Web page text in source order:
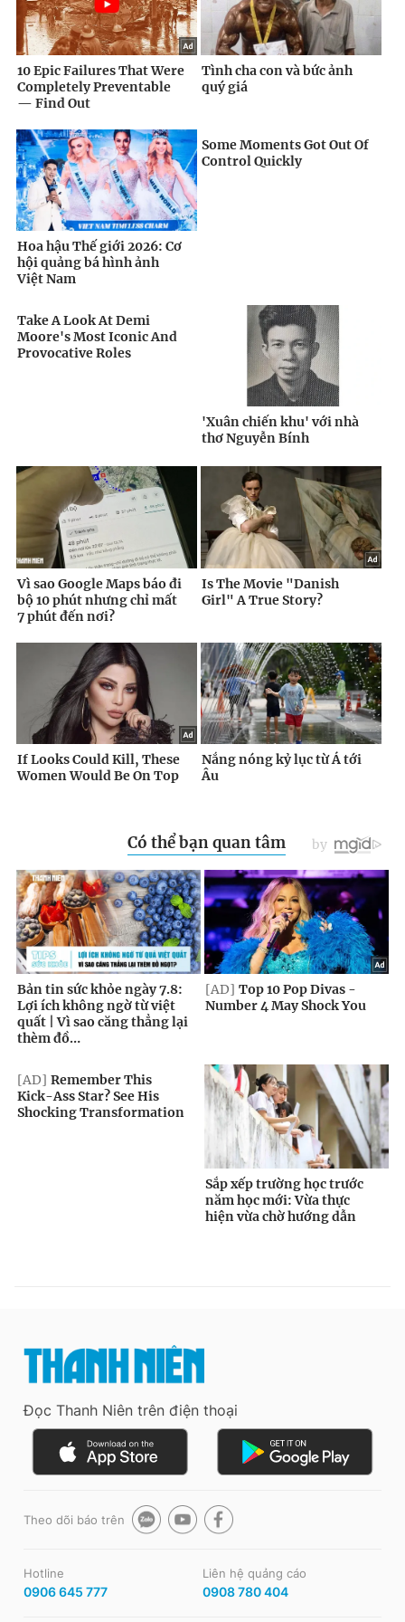
Đọc Thanh Niên trên điện thoại
Theo dõi báo trên
Hotline
0906 645 777
Liên hệ quảng cáo
0908 780 404